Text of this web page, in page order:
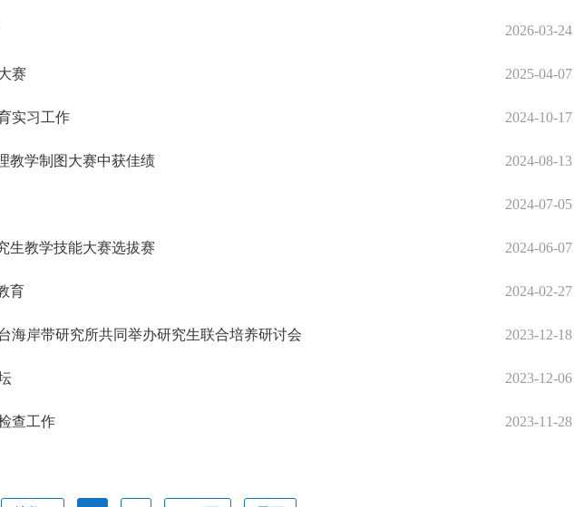
2026-03-24
赛 2025-04-07
实习工作 2024-10-17
教学制图大赛中获佳绩 2024-08-13
2024-07-05
生教学技能大赛选拔赛 2024-06-07
育 2024-02-27
海岸带研究所共同举办研究生联合培养研讨会 2023-12-18
2023-12-06
查工作 2023-11-28